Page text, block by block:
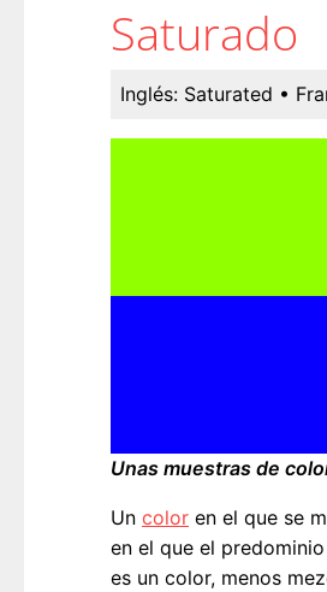
Saturado
Inglés: Saturated •
Unas muestras de
Un color en el que se
en el que el
es un color, menos